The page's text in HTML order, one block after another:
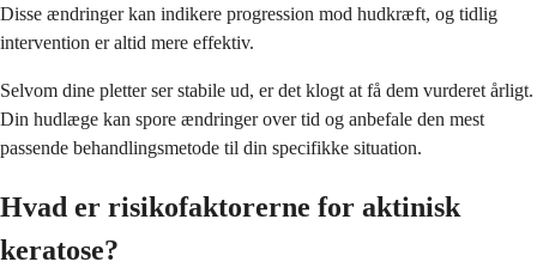
Disse ændringer kan indikere progression mod hudkræft, og tidlig
intervention er altid mere effektiv.
Selvom dine pletter ser stabile ud, er det klogt at få dem vurderet årligt.
Din hudlæge kan spore ændringer over tid og anbefale den mest
passende behandlingsmetode til din specifikke situation.
Hvad er risikofaktorerne for aktinisk
keratose?